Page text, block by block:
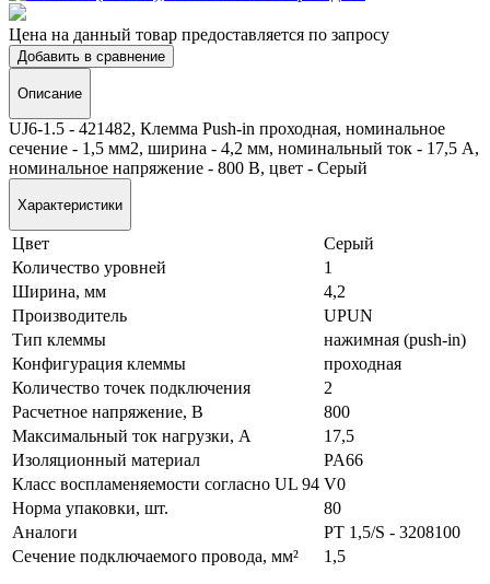
Цена на данный товар предоставляется по запросу
Добавить в сравнение
Описание
UJ6-1.5 - 421482, Клемма Push-in проходная, номинальное
сечение - 1,5 мм2, ширина - 4,2 мм, номинальный ток - 17,5 А,
номинальное напряжение - 800 В, цвет - Серый
Характеристики
Цвет
Серый
Количество уровней
1
Ширина, мм
4,2
Производитель
UPUN
Тип клеммы
нажимная (push-in)
Конфигурация клеммы
проходная
Количество точек подключения
2
Расчетное напряжение, В
800
Максимальный ток нагрузки, А
17,5
Изоляционный материал
PA66
Класс воспламеняемости согласно UL 94 V0
Норма упаковки, шт.
80
Аналоги
PT 1,5/S - 3208100
Сечение подключаемого провода, мм²
1,5